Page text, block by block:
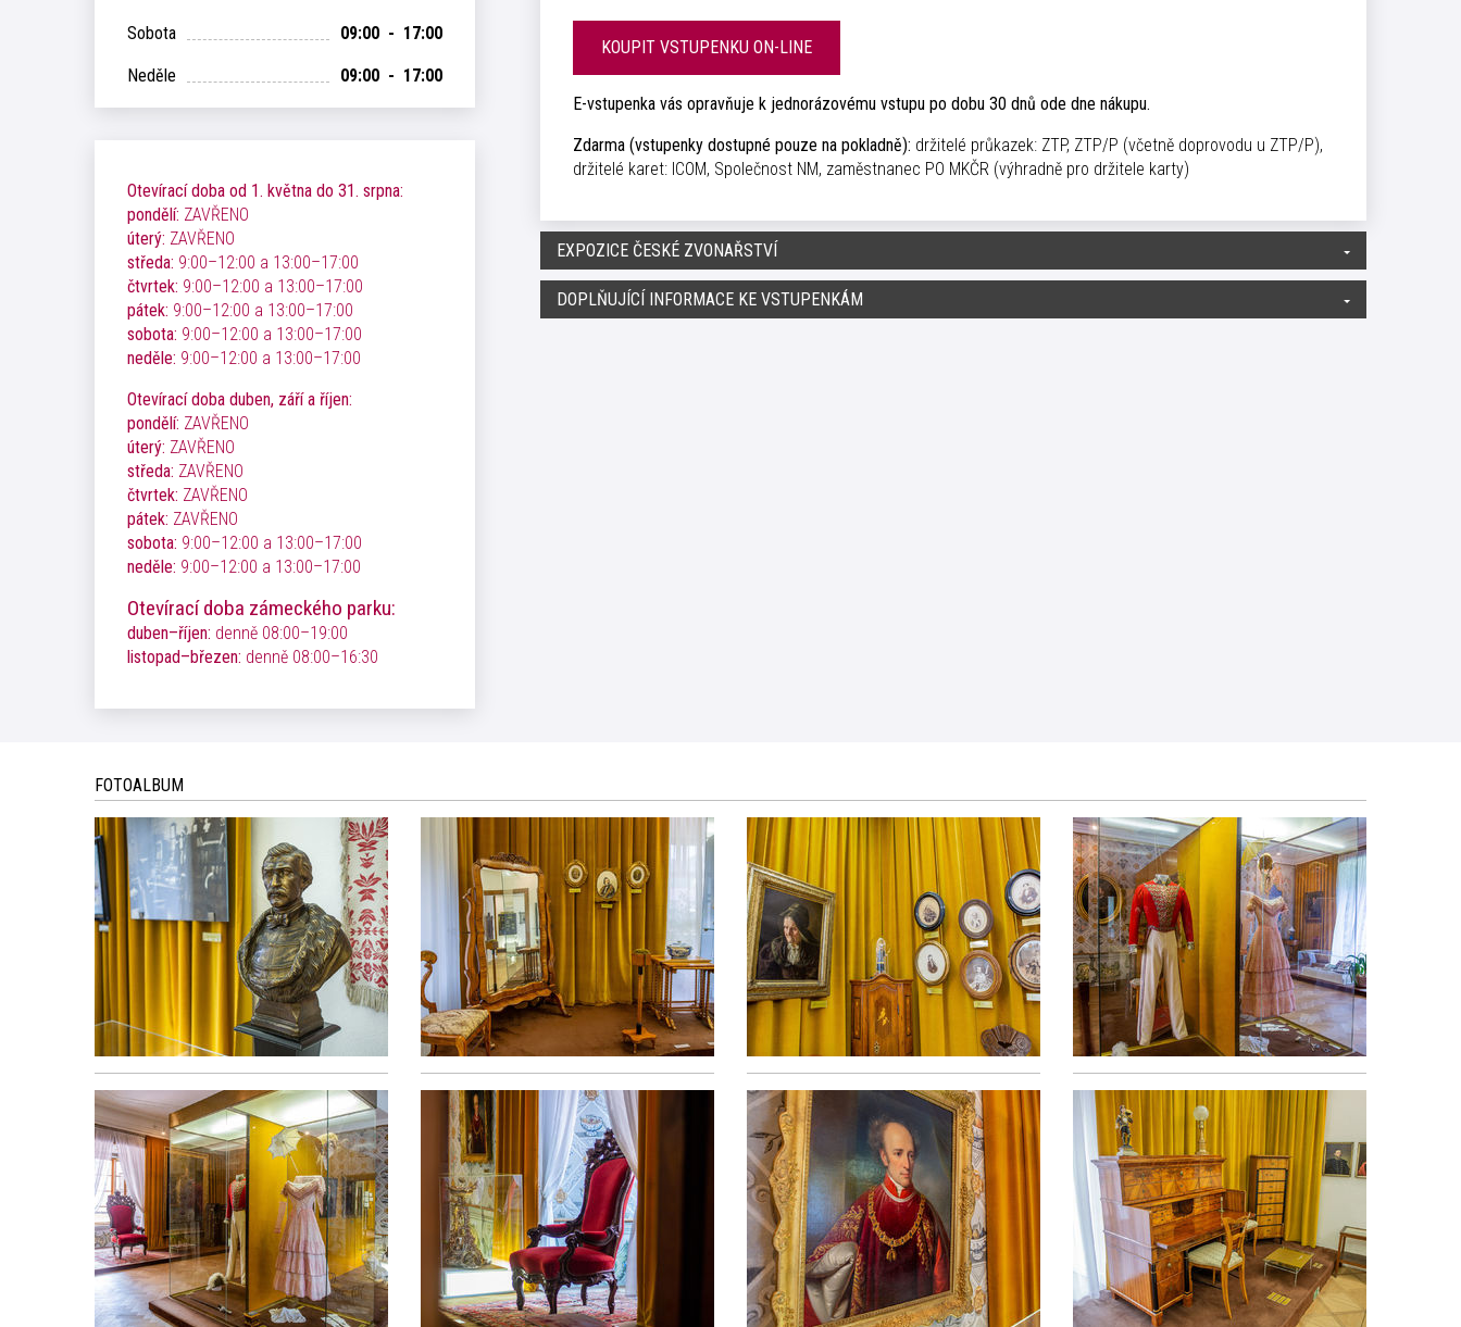
Sobota 09:00 - 17:00
Neděle 09:00 - 17:00
Otevírací doba od 1. května do 31. srpna:
pondělí: ZAVŘENO
úterý: ZAVŘENO
středa: 9:00–12:00 a 13:00–17:00
čtvrtek: 9:00–12:00 a 13:00–17:00
pátek: 9:00–12:00 a 13:00–17:00
sobota: 9:00–12:00 a 13:00–17:00
neděle: 9:00–12:00 a 13:00–17:00
Otevírací doba duben, září a říjen:
pondělí: ZAVŘENO
úterý: ZAVŘENO
středa: ZAVŘENO
čtvrtek: ZAVŘENO
pátek: ZAVŘENO
sobota: 9:00–12:00 a 13:00–17:00
neděle: 9:00–12:00 a 13:00–17:00
Otevírací doba zámeckého parku:
duben–říjen: denně 08:00–19:00
listopad–březen: denně 08:00–16:30
KOUPIT VSTUPENKU ON-LINE
E-vstupenka vás opravňuje k jednorázovému vstupu po dobu 30 dnů ode dne nákupu.
Zdarma (vstupenky dostupné pouze na pokladně): držitelé průkazek: ZTP, ZTP/P (včetně doprovodu u ZTP/P),
držitelé karet: ICOM, Společnost NM, zaměstnanec PO MKČR (výhradně pro držitele karty)
EXPOZICE ČESKÉ ZVONAŘSTVÍ
DOPLŇUJÍCÍ INFORMACE KE VSTUPENKÁM
FOTOALBUM